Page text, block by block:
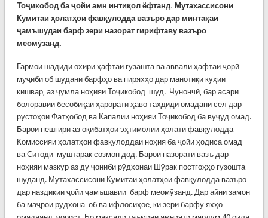
Тоҷикобод ба ҷойи амн интиқол ёфтанд. Мутахассисони
Кумитаи ҳолатҳои фавқулодда вазъро дар минтақаи
ҷамъшудаи барф зери назорат гирифтаву вазъро
меомӯзанд.
Гармои шадиди охири ҳафтаи гузашта ва аввали ҳафтаи ҷорӣ
муҷиби об шудани барфҳо ва пиряхҳо дар манотиқи куҳии
кишвар, аз ҷумла ноҳияи Тоҷикобод шуд. Чунончӣ, бар асари
болоравии бесобиқаи ҳарорати ҳаво таҳдиди омадани сел дар
рустоҳои Фатҳобод ва Капалии ноҳияи Тоҷикобод ба вуҷуд омад.
Барои пешгирӣ аз оқибатҳои эҳтимолии ҳолати фавқулодда
Комиссияи ҳолатҳои фавқулоддаи ноҳия ба ҷойи ҳодиса омад
ва Ситоди муштарак созмон дод. Барои назорати вазъ дар
ноҳияи мазкур аз ду ҷониби рӯдхонаи Шӯрак постгоҳҳо гузошта
шуданд. Мутахассисони Кумитаи ҳолатҳои фавқулодда вазъро
дар наздикии ҷойи ҷамъшавии барф меомӯзанд. Дар айни замон
ба маҷрои рӯдхона об ва ифлосиҳое, ки зери барфу яхҳо